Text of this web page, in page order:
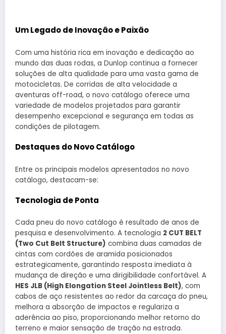
Um Legado de Inovação e Paixão
Com uma história rica em inovação e dedicação ao
mundo das duas rodas, a Dunlop continua a fornecer
soluções de alta qualidade para uma vasta gama de
motocicletas. De corridas de alta velocidade a
aventuras off-road, o novo catálogo oferece uma
variedade de modelos projetados para garantir
desempenho excepcional e segurança em todas as
condições de pilotagem.
Destaques do Novo Catálogo
Entre os principais modelos apresentados no novo
catálogo, destacam-se:
Tecnologia de Ponta
Cada pneu do novo catálogo é resultado de anos de
pesquisa e desenvolvimento. A tecnologia 2 CUT BELT
(Two Cut Belt Structure) combina duas camadas de
cintas com cordões de aramida posicionados
estrategicamente, garantindo resposta imediata à
mudança de direção e uma dirigibilidade confortável. A
HES JLB (High Elongation Steel Jointless Belt), com
cabos de aço resistentes ao redor da carcaça do pneu,
melhora a absorção de impactos e regulariza a
aderência ao piso, proporcionando melhor retorno do
terreno e maior sensação de tração na estrada.